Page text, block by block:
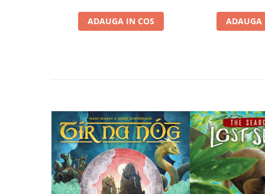
Riftbound singles
Puzzle 2000 piese
Puzzle 1500 piese
Puzzle 20 piese
Puzzle 60 piese
Puzzle 4 in 1
ADAUGA IN COS ADAUGA